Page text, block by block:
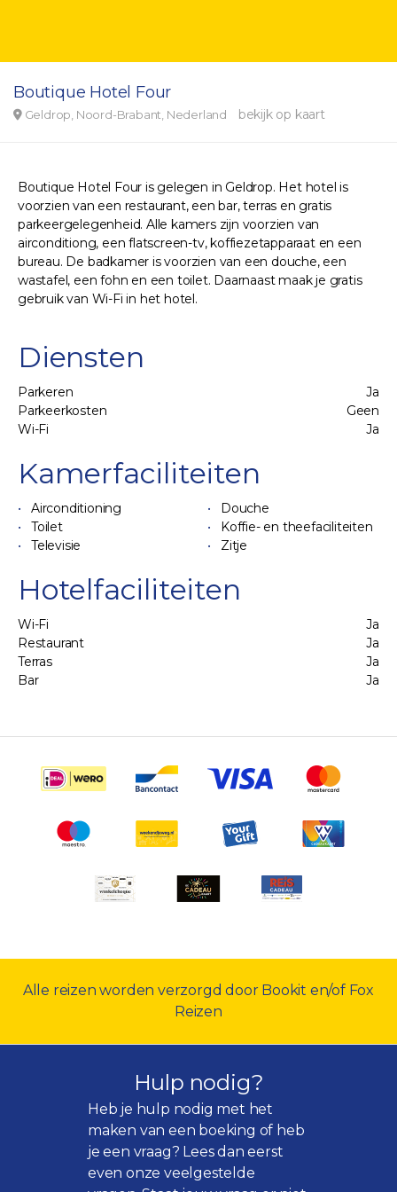
Boutique Hotel Four
Geldrop, Noord-Brabant, Nederland bekijk op kaart
Boutique Hotel Four is gelegen in Geldrop. Het hotel is
voorzien van een restaurant, een bar, terras en gratis
parkeergelegenheid. Alle kamers zijn voorzien van
airconditiong, een flatscreen-tv, koffiezetapparaat en een
bureau. De badkamer is voorzien van een douche, een
wastafel, een fohn en een toilet. Daarnaast maak je gratis
gebruik van Wi-Fi in het hotel.
Diensten
Parkeren
Ja
Parkeerkosten
Geen
Wi-Fi
Ja
Kamerfaciliteiten
Airconditioning
Douche
Toilet
Koffie- en theefaciliteiten
Televisie
Zitje
Hotelfaciliteiten
Wi-Fi
Ja
Restaurant
Ja
Terras
Ja
Bar
Ja
Alle reizen worden verzorgd door Bookit en/of Fox
Reizen
Hulp nodig?
Heb je hulp nodig met het
maken van een boeking of heb
je een vraag? Lees dan eerst
even onzeveelgestelde